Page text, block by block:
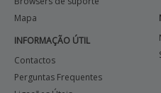
Mapa
INFORMAÇÃO ÚTIL
Contactos
Perguntas Frequentes